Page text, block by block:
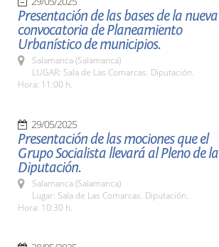
Presentación de las bases de la nueva
convocatoria de Planeamiento
Urbanístico de municipios.
Salamanca (Salamanca)
LUGAR: Sala de Las Comarcas. Diputación.
Hora: 11:00 h.
29/05/2025
Presentación de las mociones que el
Grupo Socialista llevará al Pleno de la
Diputación.
Salamanca (Salamanca)
Lugar: Sala de Las Comarcas. Diputación.
Hora: 10:30 h.